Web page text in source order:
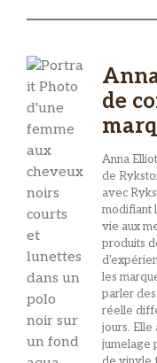
de
Anna
de
avec
modifiant
vie aux
produits
les
parler
réelle
jours. Elle
jumelage